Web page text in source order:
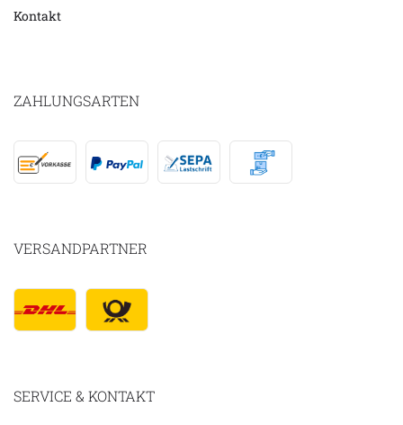
Kontakt
ZAHLUNGSARTEN
VERSANDPARTNER
SERVICE & KONTAKT